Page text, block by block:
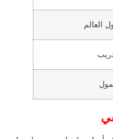
العالم